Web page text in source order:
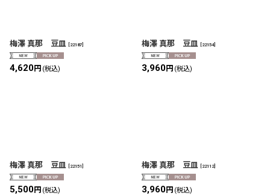
梅澤 真那 豆皿 22187
4,620円 (税込)
梅澤 真那 豆皿 22154]
3,960円 (税込)
梅澤 真那 豆皿 22151
5,500円 (税込)
梅澤 真那 豆皿 22112]
3,960円 (税込)